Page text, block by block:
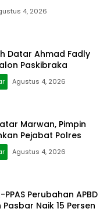
4, 2026
Datar Ahmad Fadly
Paskibraka
Agustus 4, 2026
Marwan, Pimpin
Pejabat Polres
Agustus 4, 2026
Perubahan APBD
Naik 15 Persen